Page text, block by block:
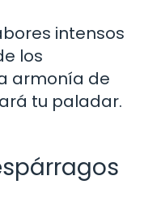
intensos
los
armonía de
tu paladar.